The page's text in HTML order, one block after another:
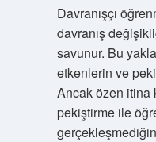
Davranışçı
davranış
savunur. Bu
etkenlerin ve
Ancak özen itina
pekiştirme ile